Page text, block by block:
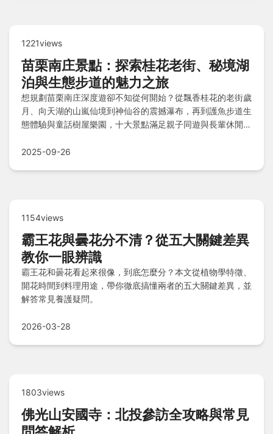
1221views
苗栗南庄景點：探索桂花老街、秘境湖
泊與生態步道的魅力之旅
想規劃苗栗南庄深度遊卻不知從何開始？從飄香桂花的老街歲
月、向天湖的山嵐仙境到神仙谷的震撼瀑布，再到護魚步道生
態體驗與童話樹屋樂園，十大景點滿足親子同遊與長輩休閒。
的南庄秘境！
2025-09-26
1154views
霸王花與曇花分不清？從五大關鍵差異
教你一眼辨識
霸王花和曇花看起來很像，到底怎麼分？本文從植物學特徵、
開花時間到料理用途，帶你徹底搞懂兩者的五大關鍵差異，並
解答常見養護疑問。
2026-03-28
1803views
佛光山安國寺：北投參訪全攻略與常見